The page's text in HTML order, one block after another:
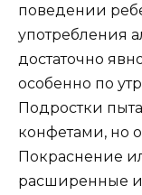
поведении
употребления
достаточно
особенно по
Подростки
конфетами, но
Покраснение
расширенные